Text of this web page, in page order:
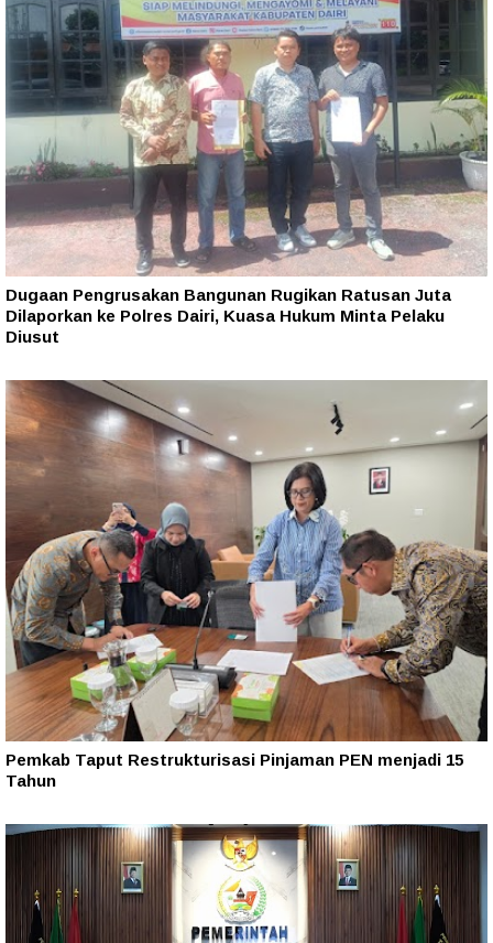
Dugaan Pengrusakan Bangunan Rugikan Ratusan Juta
Dilaporkan ke Polres Dairi, Kuasa Hukum Minta Pelaku
Diusut
Pemkab Taput Restrukturisasi Pinjaman PEN menjadi 15
Tahun‎